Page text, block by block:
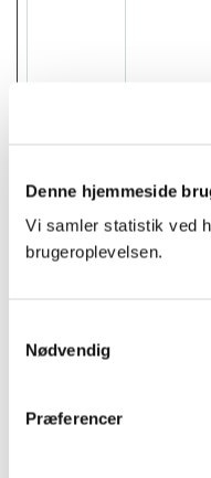
Denne hjemmeside
Vi samler statistik ved
brugeroplevelsen.
Nødvendig
Præferencer
c.gif